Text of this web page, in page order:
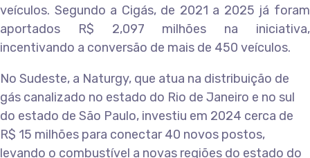
veículos. Segundo a Cigás, de 2021 a 2025 já foram
aportados R$ 2,097 milhões na iniciativa,
incentivando a conversão de mais de 450 veículos.
No Sudeste, a Naturgy, que atua na distribuição de
gás canalizado no estado do Rio de Janeiro e no sul
do estado de São Paulo, investiu em 2024 cerca de
R$ 15 milhões para conectar 40 novos postos,
levando o combustível a novas regiões do estado do